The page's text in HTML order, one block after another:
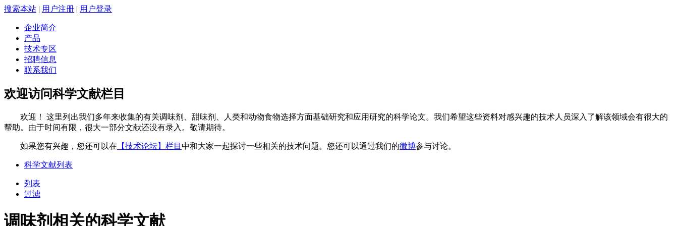
搜索本站 | 用户注册 | 用户登录
企业简介
产品
技术专区
招聘信息
联系我们
欢迎访问科学文献栏目
欢迎！ 这里列出我们多年来收集的有关调味剂、甜味剂、人类和动物食物选择方面基础研究和应用研究的科学论文。我们希望这些资料对感兴趣的技术人员深入了解该领域会有很大的
帮助。由于时间有限，很大一部分文献还没有录入。敬请期待。
如果您有兴趣，您还可以在 【技术论坛】栏目 中和大家一起探讨一些相关的技术问题。您还可以通过我们的微博参与讨论。
科学文献列表
列表
过滤
调味剂相关的科学文献